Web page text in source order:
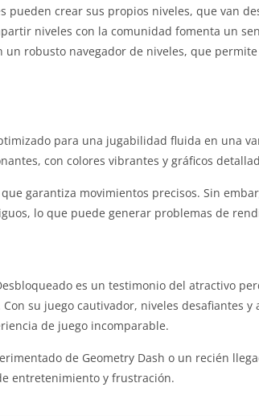
pueden crear sus propios niveles, que van
niveles con la comunidad fomenta un
un robusto navegador de niveles, que
para una jugabilidad fluida en una
con colores vibrantes y gráficos
garantiza movimientos precisos. Sin
lo que puede generar problemas de
es un testimonio del atractivo
su juego cautivador, niveles desafiantes y
de juego incomparable.
de Geometry Dash o un recién
entretenimiento y frustración.